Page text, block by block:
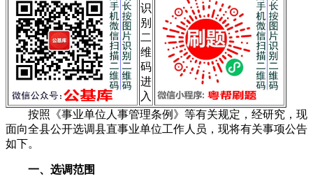
识
别
二
维
码
进
入
按照《事业单位人事管理条例》等有关规定，经研究，现
面向全县公开选调县直事业单位工作人员，现将有关事项公告
如下。
一、选调范围